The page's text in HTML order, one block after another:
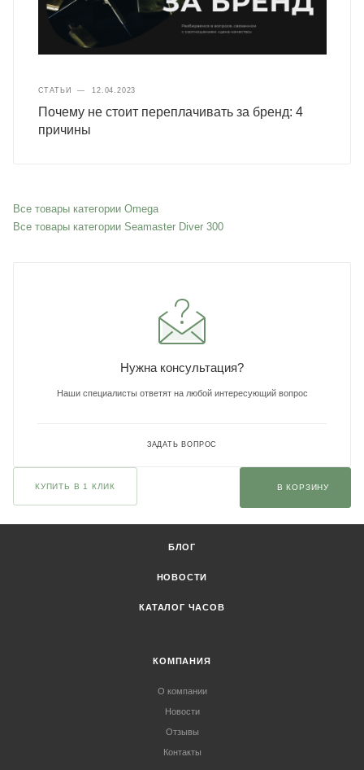
СТАТЬИ — 12.04.2023
Почему не стоит переплачивать за бренд: 4
причины
Все товары категории Omega
Все товары категории Seamaster Diver 300
Нужна консультация?
Наши специалисты ответят на любой интересующий вопрос
ЗАДАТЬ ВОПРОС
КУПИТЬ В 1 КЛИК В КОРЗИНУ
БЛОГ
НОВОСТИ
КАТАЛОГ ЧАСОВ
КОМПАНИЯ
О компании
Новости
Отзывы
Контакты